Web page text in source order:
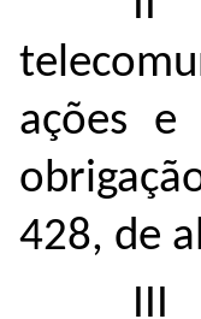
ações e
428, de
III